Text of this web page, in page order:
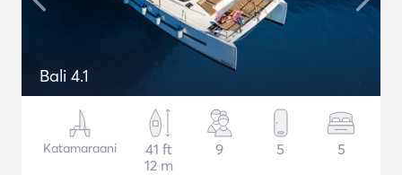
Bali 4.1
Katamaraani
41 ft
12 m
9 5 5